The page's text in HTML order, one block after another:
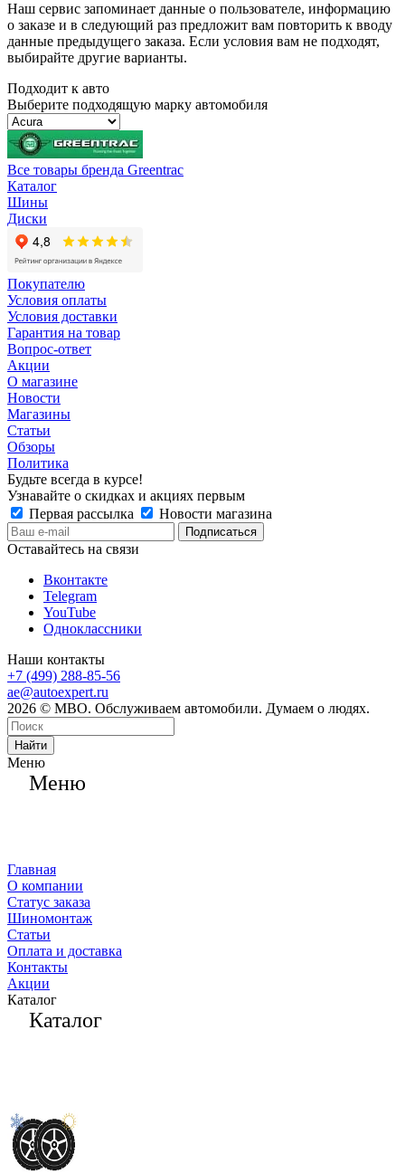
Наш сервис запоминает данные о пользователе, информацию
о заказе и в следующий раз предложит вам повторить к вводу
данные предыдущего заказа. Если условия вам не подходят,
выбирайте другие варианты.
Подходит к авто
Выберите подходящую марку автомобиля
Все товары бренда Greentrac
Каталог
Шины
Диски
Покупателю
Условия оплаты
Условия доставки
Гарантия на товар
Вопрос-ответ
Акции
О магазине
Новости
Магазины
Статьи
Обзоры
Политика
Будьте всегда в курсе!
Узнавайте о скидках и акциях первым
Первая рассылка
Новости магазина
Оставайтесь на связи
Вконтакте
Telegram
YouTube
Одноклассники
Наши контакты
+7 (499) 288-85-56
ae@autoexpert.ru
2026 © МВО. Обслуживаем автомобили. Думаем о людях.
Найти
Меню
Меню
Главная
О компании
Статус заказа
Шиномонтаж
Статьи
Оплата и доставка
Контакты
Акции
Каталог
Каталог